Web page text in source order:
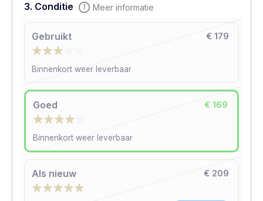
3. Conditie Meer informatie
Gebruikt € 179
Binnenkort weer leverbaar
Goed € 169
Binnenkort weer leverbaar
Als nieuw € 209